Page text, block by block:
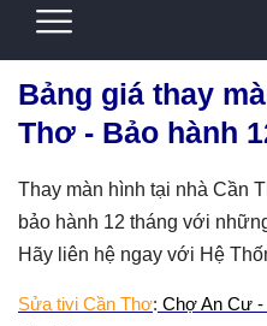
Bảng giá thay
Thơ - Bảo hành
Thay màn hình tại nhà Cần
bảo hành 12 tháng với
Hãy liên hệ ngay với Hệ
Sửa tivi Cần Thơ: Chợ An Cư